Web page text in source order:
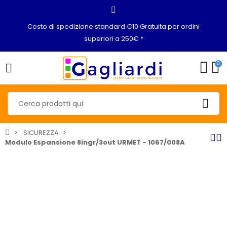
Costo di spedizione standard €10 Gratuita per ordini
superiori a 250€ *
0
SICUREZZA
Modulo Espansione 8ingr/3out URMET - 1067/008A